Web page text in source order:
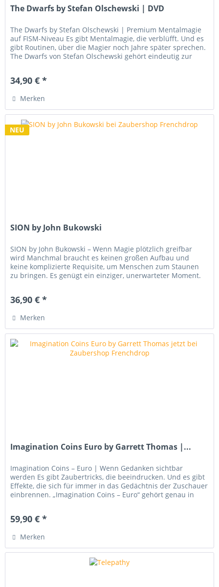
The Dwarfs by Stefan Olschewski | DVD
The Dwarfs by Stefan Olschewski | Premium Mentalmagie
auf FISM-Niveau Es gibt Mentalmagie, die verblüfft. Und es
gibt Routinen, über die Magier noch Jahre später sprechen.
The Dwarfs von Stefan Olschewski gehört eindeutig zur
34,90 € *
Merken
NEU
SION by John Bukowski
SION by John Bukowski – Wenn Magie plötzlich greifbar
wird Manchmal braucht es keinen großen Aufbau und
keine komplizierte Requisite, um Menschen zum Staunen
zu bringen. Es genügt ein einziger, unerwarteter Moment.
36,90 € *
Merken
Imagination Coins Euro by Garrett Thomas |...
Imagination Coins – Euro | Wenn Gedanken sichtbar
werden Es gibt Zaubertricks, die beeindrucken. Und es gibt
Effekte, die sich für immer in das Gedächtnis der Zuschauer
einbrennen. „Imagination Coins – Euro“ gehört genau in
59,90 € *
Merken